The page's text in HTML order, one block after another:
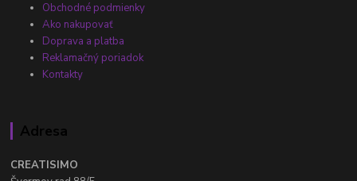
Obchodné podmienky
Ako nakupovať
Doprava a platba
Reklamačný poriadok
Kontakty
Adresa
CREATISIMO